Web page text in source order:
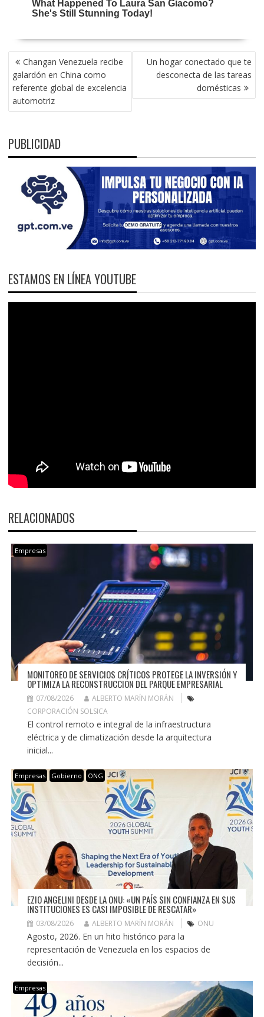
NAVEGACIÓN
DE
ENTRADAS
Changan Venezuela recibe
galardón en China como
referente global de excelencia
automotriz
Un hogar conectado que te
desconecta de las tareas
domésticas
PUBLICIDAD
ESTAMOS EN LÍNEA YOUTUBE
RELACIONADOS
Empresas
MONITOREO DE SERVICIOS CRÍTICOS PROTEGE LA INVERSIÓN Y
OPTIMIZA LA RECONSTRUCCIÓN DEL PARQUE EMPRESARIAL
07/08/2026
ALBERTO MARÍN MORÁN
CORPORACIÓN SOLSICA
El control remoto e integral de la infraestructura
eléctrica y de climatización desde la arquitectura
inicial...
Empresas Gobierno ONG
EZIO ANGELINI DESDE LA ONU: «UN PAÍS SIN CONFIANZA EN SUS
INSTITUCIONES ES CASI IMPOSIBLE DE RESCATAR»
03/08/2026 ALBERTO MARÍN MORÁN ONU
Agosto, 2026. En un hito histórico para la
representación de Venezuela en los espacios de
decisión...
Empresas